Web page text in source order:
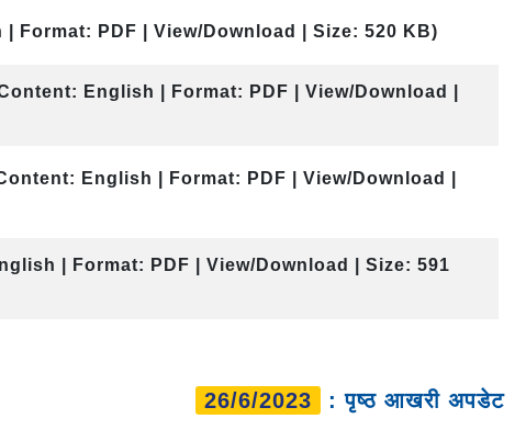
Format: PDF | View/Download | Size: 520 KB)
English | Format: PDF | View/Download |
English | Format: PDF | View/Download |
| Format: PDF | View/Download | Size: 591
26/6/2023 : पृष्ठ आखरी अपडेट